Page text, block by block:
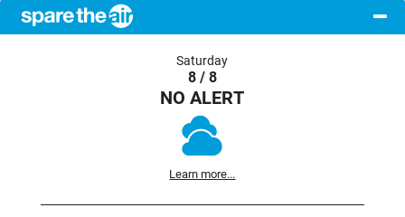
Saturday
8 / 8
NO ALERT
Learn more...